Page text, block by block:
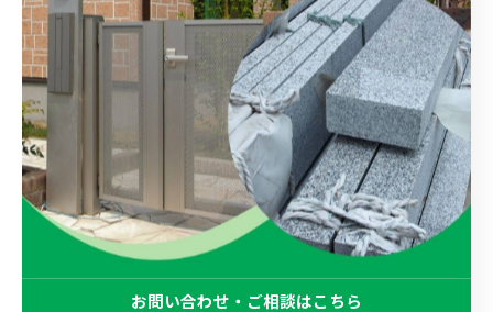
2026/07/22
駐車場舗装工事行いました！
2026/07/21
石貼り工事で明るいおうち！
お問い合わせ・ご相談はこちら